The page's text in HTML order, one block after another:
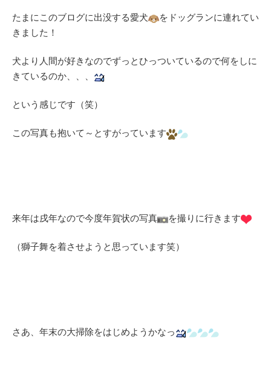
たまにこのブログに出没する愛犬
をドッグランに連れてい
きました！
犬より人間が好きなのでずっとひっついているので何をしに
きているのか、、、
という感じです（笑）
この写真も抱いて～とすがっています
来年は戌年なので今度年賀状の写真 を撮りに行きます
（獅子舞を着させようと思っています笑）
さあ、年末の大掃除をはじめようかなっ